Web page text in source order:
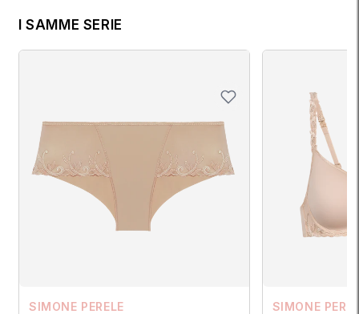
I SAMME SERIE
SIMONE PERELE SIMONE